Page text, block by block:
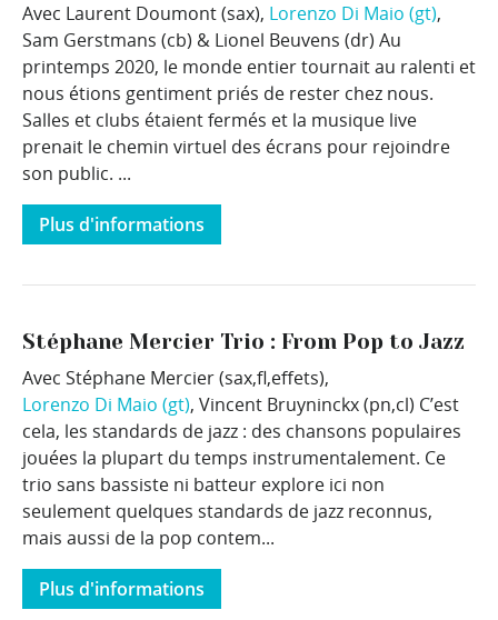
Avec Laurent Doumont (sax), Lorenzo Di Maio (gt),
Sam Gerstmans (cb) & Lionel Beuvens (dr) Au
printemps 2020, le monde entier tournait au ralenti et
nous étions gentiment priés de rester chez nous.
Salles et clubs étaient fermés et la musique live
prenait le chemin virtuel des écrans pour rejoindre
son public. ...
Plus d'informations
Stéphane Mercier Trio : From Pop to Jazz
Avec Stéphane Mercier (sax,fl,effets),
Lorenzo Di Maio (gt), Vincent Bruyninckx (pn,cl) C’est
cela, les standards de jazz : des chansons populaires
jouées la plupart du temps instrumentalement. Ce
trio sans bassiste ni batteur explore ici non
seulement quelques standards de jazz reconnus,
mais aussi de la pop contem...
Plus d'informations